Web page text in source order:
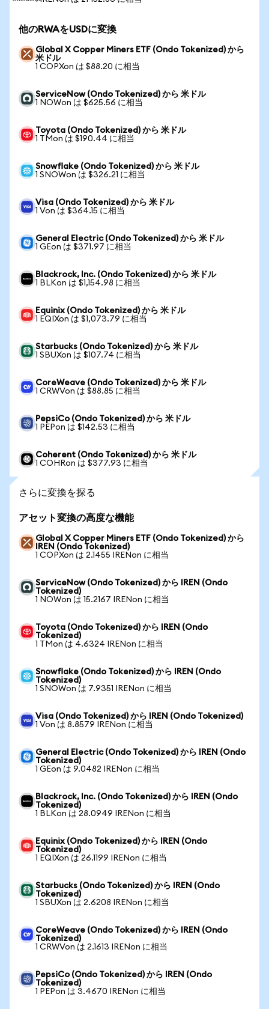
他のRWAをUSDに変換
Global X Copper Miners ETF (Ondo Tokenized) から
米ドル
1 COPXon は $88.20 に相当
ServiceNow (Ondo Tokenized) から 米ドル
1 NOWon は $625.56 に相当
Toyota (Ondo Tokenized) から 米ドル
1 TMon は $190.44 に相当
Snowflake (Ondo Tokenized) から 米ドル
1 SNOWon は $326.21 に相当
Visa (Ondo Tokenized) から 米ドル
1 Von は $364.15 に相当
General Electric (Ondo Tokenized) から 米ドル
1 GEon は $371.97 に相当
Blackrock, Inc. (Ondo Tokenized) から 米ドル
1 BLKon は $1,154.98 に相当
Equinix (Ondo Tokenized) から 米ドル
1 EQIXon は $1,073.79 に相当
Starbucks (Ondo Tokenized) から 米ドル
1 SBUXon は $107.74 に相当
CoreWeave (Ondo Tokenized) から 米ドル
1 CRWVon は $88.85 に相当
PepsiCo (Ondo Tokenized) から 米ドル
1 PEPon は $142.53 に相当
Coherent (Ondo Tokenized) から 米ドル
1 COHRon は $377.93 に相当
さらに変換を探る
アセット変換の高度な機能
Global X Copper Miners ETF (Ondo Tokenized) から
IREN (Ondo Tokenized)
1 COPXon は 2.1455 IRENon に相当
ServiceNow (Ondo Tokenized) から IREN (Ondo
Tokenized)
1 NOWon は 15.2167 IRENon に相当
Toyota (Ondo Tokenized) から IREN (Ondo
Tokenized)
1 TMon は 4.6324 IRENon に相当
Snowflake (Ondo Tokenized) から IREN (Ondo
Tokenized)
1 SNOWon は 7.9351 IRENon に相当
Visa (Ondo Tokenized) から IREN (Ondo Tokenized)
1 Von は 8.8579 IRENon に相当
General Electric (Ondo Tokenized) から IREN (Ondo
Tokenized)
1 GEon は 9.0482 IRENon に相当
Blackrock, Inc. (Ondo Tokenized) から IREN (Ondo
Tokenized)
1 BLKon は 28.0949 IRENon に相当
Equinix (Ondo Tokenized) から IREN (Ondo
Tokenized)
1 EQIXon は 26.1199 IRENon に相当
Starbucks (Ondo Tokenized) から IREN (Ondo
Tokenized)
1 SBUXon は 2.6208 IRENon に相当
CoreWeave (Ondo Tokenized) から IREN (Ondo
Tokenized)
1 CRWVon は 2.1613 IRENon に相当
PepsiCo (Ondo Tokenized) から IREN (Ondo
Tokenized)
1 PEPon は 3.4670 IRENon に相当